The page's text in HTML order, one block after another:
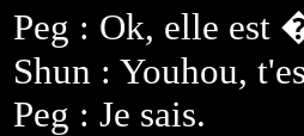
Peg : Ok, elle est
Shun : Youhou,
Peg : Je sais.